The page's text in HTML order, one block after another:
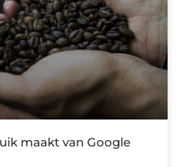
maakt van Google